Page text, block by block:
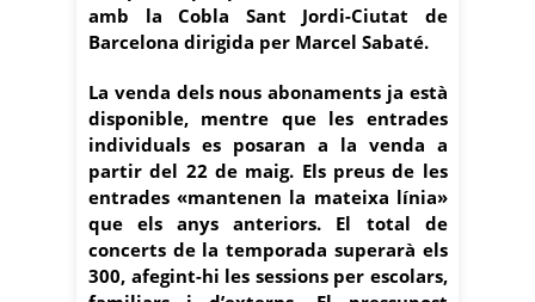
amb la Cobla Sant Jordi-Ciutat de
Barcelona dirigida per Marcel Sabaté.
La venda dels nous abonaments ja està
disponible, mentre que les entrades
individuals es posaran a la venda a
partir del 22 de maig. Els preus de les
entrades «mantenen la mateixa línia»
que els anys anteriors. El total de
concerts de la temporada superarà els
300, afegint-hi les sessions per escolars,